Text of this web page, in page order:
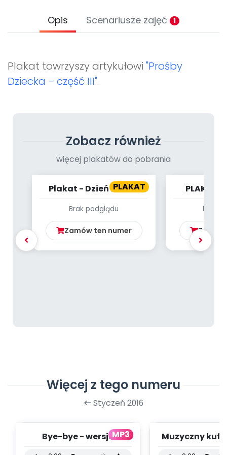
Pomoc
Promocje
Opis Scenariusze zajęć 1
Plakat towrzyszy artykułowi "Prośby
Dziecka – część III".
Zobacz również
więcej plakatów do pobrania
PLAKAT
Plakat - Dzień Babci i
Brak podglądu
Zamów ten numer
PLAKAT -
ZAJĘĆ
Brak
Więcej z tego numeru
Styczeń 2016
MP3
Bye-bye - wersja
Muzyczny